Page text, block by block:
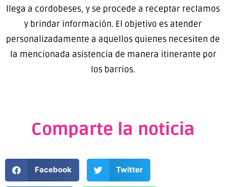
llega a cordobeses, y se procede a receptar reclamos
y brindar información. El objetivo es atender
personalizadamente a aquellos quienes necesiten de
la mencionada asistencia de manera itinerante por
los barrios.
Comparte la noticia
Facebook Twitter